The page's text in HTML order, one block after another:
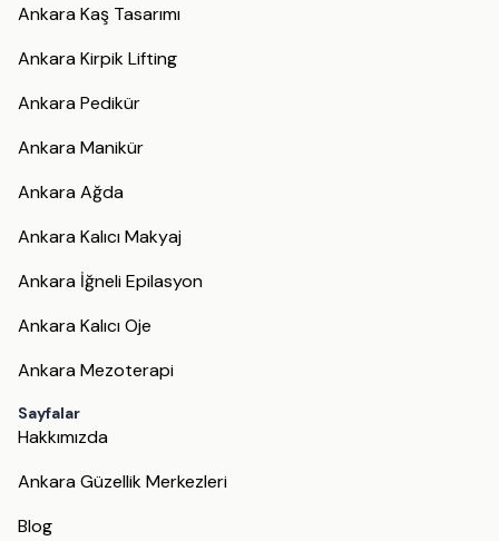
Ankara Kaş Tasarımı
Ankara Kirpik Lifting
Ankara Pedikür
Ankara Manikür
Ankara Ağda
Ankara Kalıcı Makyaj
Ankara İğneli Epilasyon
Ankara Kalıcı Oje
Ankara Mezoterapi
Sayfalar
Hakkımızda
Ankara Güzellik Merkezleri
Blog